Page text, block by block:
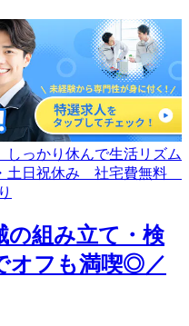
の組み立て・検
オフも満喫◎／